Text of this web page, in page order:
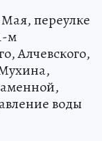
переулке
м
Алчевского,
воды